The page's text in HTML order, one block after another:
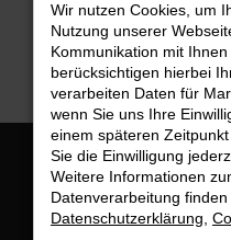
Wir nutzen Cookies, um
Nutzung unserer
Kommunikation mit
berücksichtigen hierbei
verarbeiten Daten für
wenn Sie uns Ihre
einem späteren
Sie die Einwilligung
Weitere Informationen
Datenverarbeitung finden
Datenschutzerklärung